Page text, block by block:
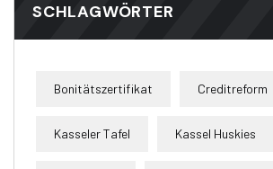
SCHLAGWÖRTER
Bonitätszertifikat Creditreform
Kasseler Tafel Kassel Huskies